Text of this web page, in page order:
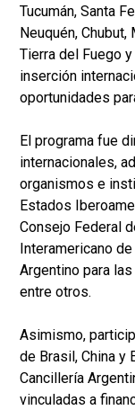
Tucumán, Santa
Neuquén,
Tierra del Fuego
inserción
oportunidades
El programa fue
internacionales,
organismos e
Estados
Consejo Federal
Interamericano
Argentino para
entre otros.
Asimismo,
de Brasil, China y
Cancillería
vinculadas a